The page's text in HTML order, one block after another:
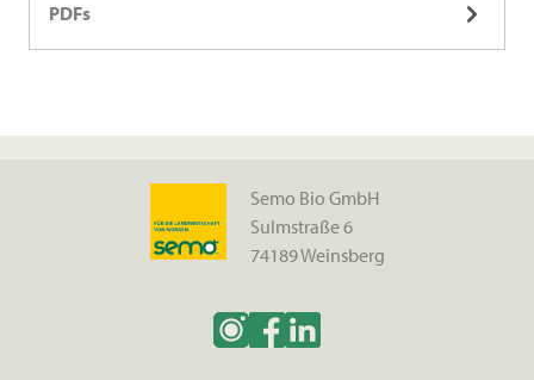
PDFs
Semo Bio GmbH
Sulmstraße 6
74189 Weinsberg